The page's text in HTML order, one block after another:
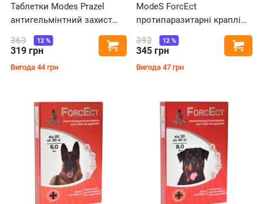
Таблетки Modes Prazel
антигельмінтний захист
для собак і котів, 50
таблеток
363
319 грн
12%
Купити
Вигода 44 грн
ModeS ForcEct
протипаразитарні краплі
для собак та цуценят від 10
до 20 кг, 4 мл
392
345 грн
12%
Вигода 47 грн